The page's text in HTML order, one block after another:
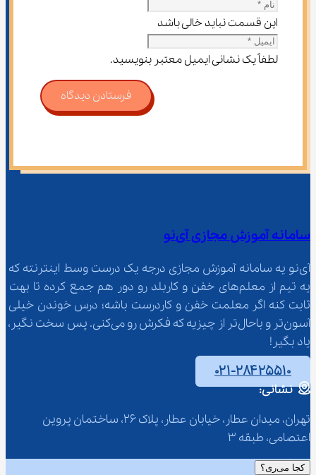
این قسمت نباید خالی باشد
لطفاً یک نشانی ایمیل معتبر بنویسید.
فرستادن دیدگاه
سامانه آموزش مجازی آی‌نو
آی‌نو یه سامانه آموزش مجازی درجه یک درست وسط اینترنته که
یه تیم از معلم‌‌های خفن و کاربلد رو دور هم جمع کرده تا بهت
ثابت کنه اگر معلمت خفن و کاردرست باشه؛ درس خوندن خیلی
آسون‌تر و باحال‌تر از چیزیه که فکرش رو می‌کنی. پس سخت نگیر،
یاد بگیر!
۰۲۱-۲۸۴۲۵۵۱۰
نشانی:
تهران، میدان عطار، خیابان عطار، پلاک 26، ساختمان پروین
اعتصامی، طبقه 3
کجا می‌ری؟